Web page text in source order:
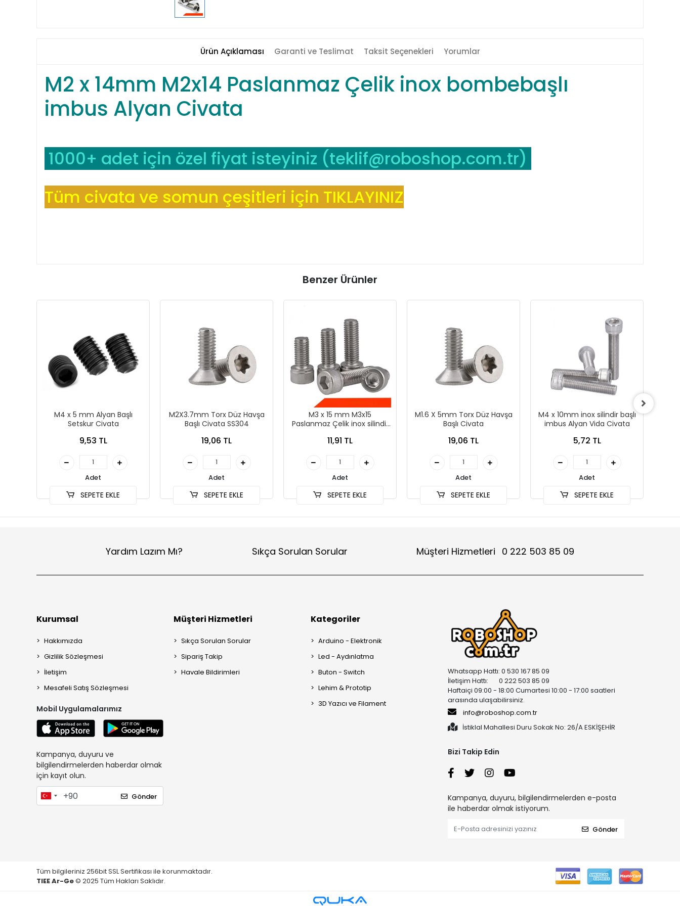
Ürün Açıklaması Garanti ve Teslimat Taksit Seçenekleri Yorumlar
M2 x 14mm M2x14 Paslanmaz Çelik inox bombebaşlı
imbus Alyan Civata
1000+ adet için özel fiyat isteyiniz (teklif@roboshop.com.tr)
Tüm civata ve somun çeşitleri için TIKLAYINIZ
Benzer Ürünler
M4 x 5 mm Alyan Başlı
Setskur Civata
9,53 TL
Adet
SEPETE EKLE
M2X3.7mm Torx Düz Havşa
Başlı Civata SS304
19,06 TL
Adet
SEPETE EKLE
M3 x 15 mm M3x15
Paslanmaz Çelik inox silindir
Civata
11,91 TL
Adet
SEPETE EKLE
M1.6 X 5mm Torx Düz Havşa
Başlı Civata
19,06 TL
Adet
SEPETE EKLE
M4 x 10mm inox silindir başlı
imbus Alyan Vida Civata
5,72 TL
Adet
SEPETE EKLE
Yardım Lazım Mı? Sıkça Sorulan Sorular Müşteri Hizmetleri 0 222 503 85 09
Kurumsal
Hakkımızda
Gizlilik Sözleşmesi
İletişim
Mesafeli Satış Sözleşmesi
Mobil Uygulamalarımız
Kampanya, duyuru ve
bilgilendirmelerden haberdar olmak
için kayıt olun.
Gönder
Müşteri Hizmetleri
Sıkça Sorulan Sorular
Sipariş Takip
Havale Bildirimleri
Kategoriler
Arduino - Elektronik
Led - Aydınlatma
Buton - Switch
Lehim & Prototip
3D Yazıcı ve Filament
Whatsapp Hattı: 0 530 167 85 09
İletişim Hattı: 0 222 503 85 09
Haftaiçi 09:00 - 18:00 Cumartesi 10:00 - 17:00 saatleri
arasında ulaşabilirsiniz.
info@roboshop.com.tr
İstiklal Mahallesi Duru Sokak No: 26/A ESKİŞEHİR
Bizi Takip Edin
Kampanya, duyuru, bilgilendirmelerden e-posta
ile haberdar olmak istiyorum.
Gönder
Tüm bilgileriniz 256bit SSL Sertifikası ile korunmaktadır.
TIEE Ar-Ge© 2025 Tüm Hakları Saklıdır.